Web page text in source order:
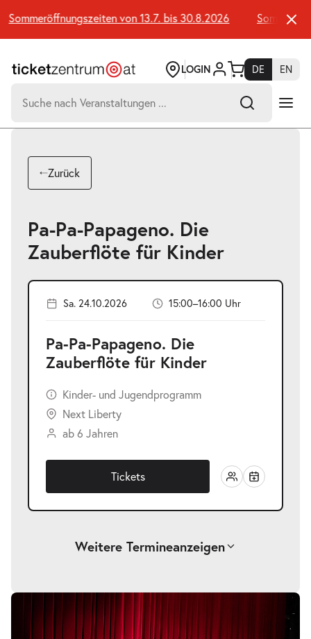
Seiteninhalt
springen
von 13.7. bis 30.8.2026
LOGIN DE
EN
nach:
Suchtreffer:
Zurück
Pa-Pa-Papageno. Die
Zauberflöte für Kinder
Sa. 24.10.2026 15:00–16:00 Uhr
Pa-Pa-Papageno. Die
Zauberflöte für Kinder
Kinder- und Jugendprogramm
Next Liberty
ab 6 Jahren
Tickets
Weitere Termineanzeigen
Pa-Pa-Papageno. Die Zauberflöte für
Kinder-
Di.
Bildergalerie
überspringen